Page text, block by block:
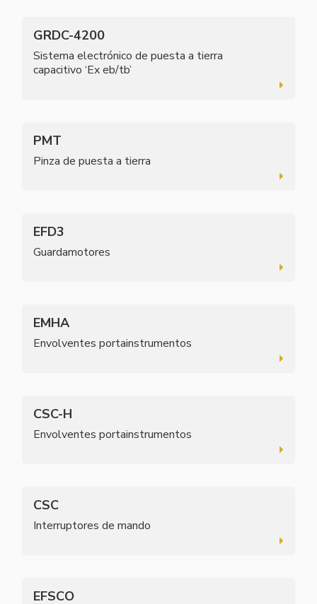
GRDC-4200
Sistema electrónico de puesta a tierra
capacitivo ‘Ex eb/tb’
PMT
Pinza de puesta a tierra
EFD3
Guardamotores
EMHA
Envolventes portainstrumentos
CSC-H
Envolventes portainstrumentos
CSC
Interruptores de mando
EFSCO